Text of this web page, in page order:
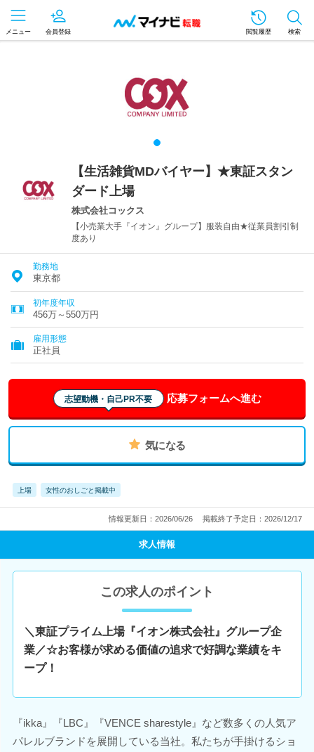
メニュー 会員登録 閲覧履歴 検索
【生活雑貨MDバイヤー】★東証スタン
ダード上場
株式会社コックス
【小売業大手『イオン』グループ】服装自由★従業員割引制
度あり
勤務地
東京都
初年度年収
456万～550万円
雇用形態
正社員
志望動機・自己PR不要 応募フォームへ進む
気になる
上場 女性のおしごと掲載中
情報更新日：2026/06/26 掲載終了予定日：2026/12/17
求人情報
この求人のポイント
＼東証プライム上場『イオン株式会社』グループ企
業／☆お客様が求める価値の追求で好調な業績をキ
ープ！
『ikka』『LBC』『VENCE sharestyle』など数多くの人気ア
パレルブランドを展開している当社。私たちが手掛けるショ